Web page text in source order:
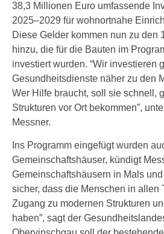
38,3 Millionen Euro umfassende
2025–2029 für wohnortnahe
Diese Gelder kommen nun zu den
hinzu, die für die Bauten im
investiert wurden. “Wir investieren
Gesundheitsdienste näher zu den
Wer Hilfe braucht, soll sie schnell,
Strukturen vor Ort bekommen”,
Messner.
Ins Programm eingefügt wurden
Gemeinschaftshäuser, kündigt
Gemeinschaftshäusern in Mals
sicher, dass die Menschen in allen
Zugang zu modernen Strukturen
haben”, sagt der